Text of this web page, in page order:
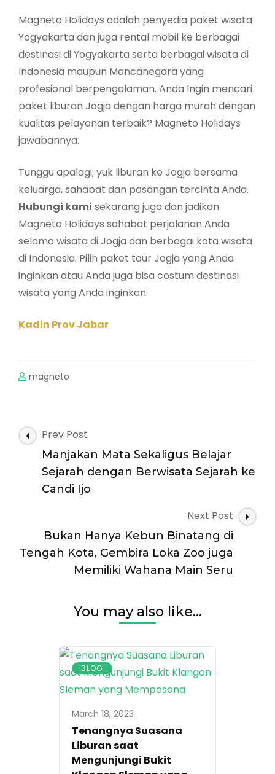
Magneto Holidays adalah penyedia paket wisata
Yogyakarta dan juga rental mobil ke berbagai
destinasi di Yogyakarta serta berbagai wisata di
Indonesia maupun Mancanegara yang
profesional berpengalaman. Anda Ingin mencari
paket liburan Jogja dengan harga murah dengan
kualitas pelayanan terbaik? Magneto Holidays
jawabannya.
Tunggu apalagi, yuk liburan ke Jogja bersama
keluarga, sahabat dan pasangan tercinta Anda.
Hubungi kami sekarang juga dan jadikan
Magneto Holidays sahabat perjalanan Anda
selama wisata di Jogja dan berbagai kota wisata
di Indonesia. Pilih paket tour Jogja yang Anda
inginkan atau Anda juga bisa costum destinasi
wisata yang Anda inginkan.
Kadin Prov Jabar
magneto
Post
Navigation
Prev Post
Manjakan Mata Sekaligus Belajar
Sejarah dengan Berwisata Sejarah ke
Candi Ijo
Next Post
Bukan Hanya Kebun Binatang di
Tengah Kota, Gembira Loka Zoo juga
Memiliki Wahana Main Seru
You may also like...
BLOG
March 18, 2023
Tenangnya Suasana
Liburan saat
Mengunjungi Bukit